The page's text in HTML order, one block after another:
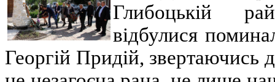
Глибоцькій
відбулися
Георгій Придій, звертаючись